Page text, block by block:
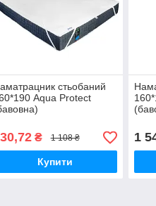
стьобаний
Aqua Protect
₴ 1 108 ₴
Купити
1